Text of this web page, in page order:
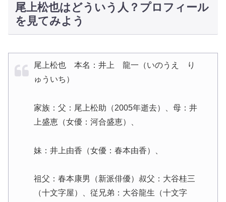
尾上松也はどういう人？プロフィール
を見てみよう
尾上松也 本名：井上 龍一（いのうえ り
ゅういち）
家族：父：尾上松助（2005年逝去）、母：井
上盛恵（女優：河合盛恵）、
妹：井上由香（女優：春本由香）、
祖父：春本康男（新派俳優）叔父：大谷桂三
（十文字屋）、従兄弟：大谷龍生（十文字